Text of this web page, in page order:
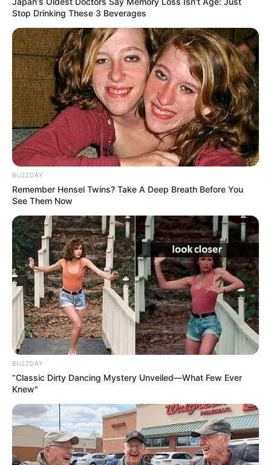
เนื้อหาที่ได้รับการโปรโมต
What Happened To The Blue Lagoon Cast? See
Them Now
BRAINBERRIES
2025’s Most Impactful Celebrity Farewells
BRAINBERRIES
Sensational Seductress: Demi Moore's Most
Scandalous Performances
Stop Drinking These 3 Beverages
BUZZDAY
Remember Hensel Twins? Take A Deep Breath Before You
See Them Now
BUZZDAY
“Classic Dirty Dancing Mystery Unveiled—What Few Ever
Knew"